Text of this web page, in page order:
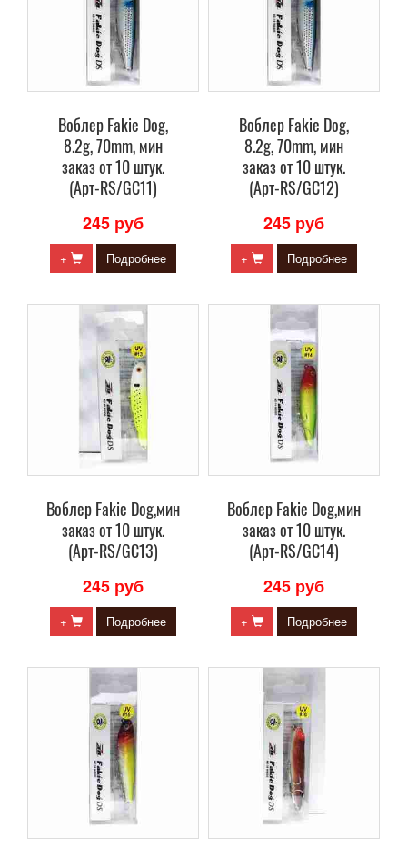
Воблер Fakie Dog,
8.2g, 70mm, мин
заказ от 10 штук.
(Арт-RS/GC11)
245 руб
+ Подробнее
Воблер Fakie Dog,
8.2g, 70mm, мин
заказ от 10 штук.
(Арт-RS/GC12)
245 руб
+ Подробнее
Воблер Fakie Dog,мин
заказ от 10 штук.
(Арт-RS/GC13)
245 руб
+ Подробнее
Воблер Fakie Dog,мин
заказ от 10 штук.
(Арт-RS/GC14)
245 руб
+ Подробнее